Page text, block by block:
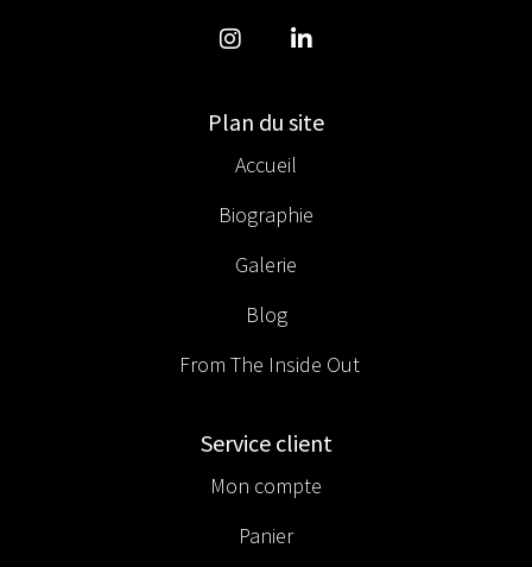
Plan du site
Accueil
Biographie
Galerie
Blog
From The Inside Out
Service client
Mon compte
Panier